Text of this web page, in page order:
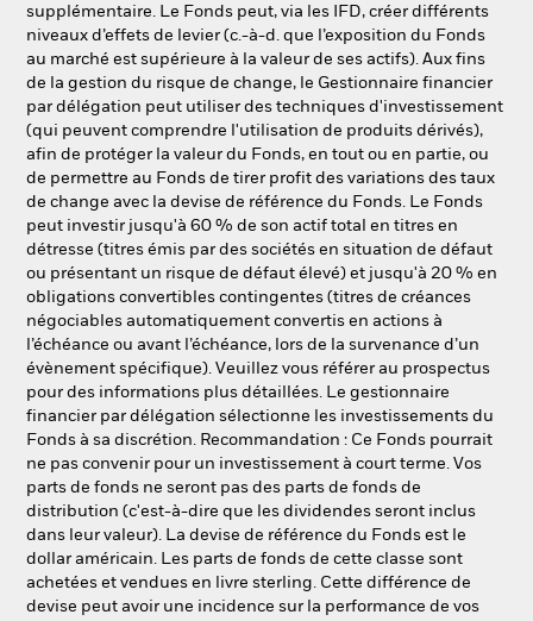
supplémentaire. Le Fonds peut, via les IFD, créer différents
niveaux d’effets de levier (c.-à-d. que l’exposition du Fonds
au marché est supérieure à la valeur de ses actifs). Aux fins
de la gestion du risque de change, le Gestionnaire financier
par délégation peut utiliser des techniques d'investissement
(qui peuvent comprendre l'utilisation de produits dérivés),
afin de protéger la valeur du Fonds, en tout ou en partie, ou
de permettre au Fonds de tirer profit des variations des taux
de change avec la devise de référence du Fonds. Le Fonds
peut investir jusqu'à 60 % de son actif total en titres en
détresse (titres émis par des sociétés en situation de défaut
ou présentant un risque de défaut élevé) et jusqu'à 20 % en
obligations convertibles contingentes (titres de créances
négociables automatiquement convertis en actions à
l’échéance ou avant l’échéance, lors de la survenance d’un
évènement spécifique). Veuillez vous référer au prospectus
pour des informations plus détaillées. Le gestionnaire
financier par délégation sélectionne les investissements du
Fonds à sa discrétion. Recommandation : Ce Fonds pourrait
ne pas convenir pour un investissement à court terme. Vos
parts de fonds ne seront pas des parts de fonds de
distribution (c'est-à-dire que les dividendes seront inclus
dans leur valeur). La devise de référence du Fonds est le
dollar américain. Les parts de fonds de cette classe sont
achetées et vendues en livre sterling. Cette différence de
devise peut avoir une incidence sur la performance de vos